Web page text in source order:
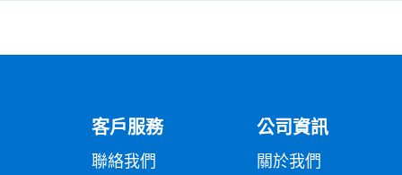
客戶服務
聯絡我們
公司資訊
關於我們